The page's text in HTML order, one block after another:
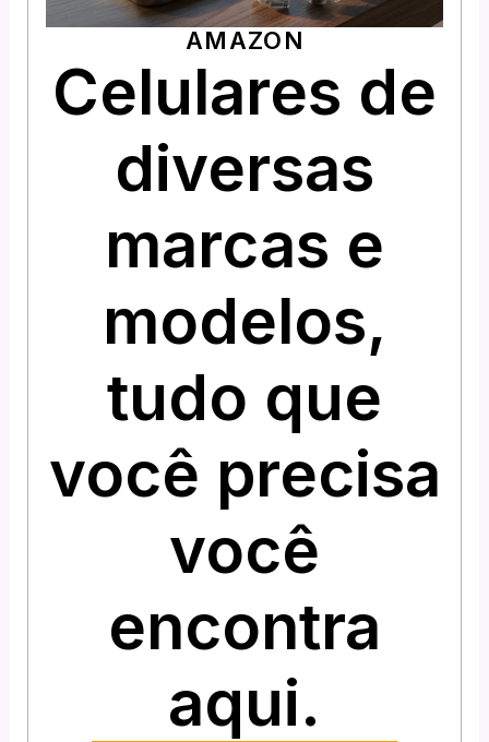
AMAZON
Celulares de
diversas
marcas e
modelos,
tudo que
você precisa
você
encontra
aqui.